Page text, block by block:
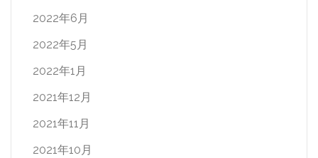
2022年6月
2022年5月
2022年1月
2021年12月
2021年11月
2021年10月